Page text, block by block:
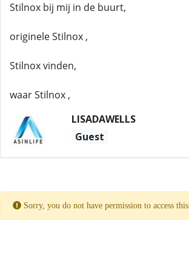
Stilnox bij mij in de buurt,
originele Stilnox ,
Stilnox vinden,
waar Stilnox ,
LISADAWELLS
Guest
Sorry, you do not have permission to access this